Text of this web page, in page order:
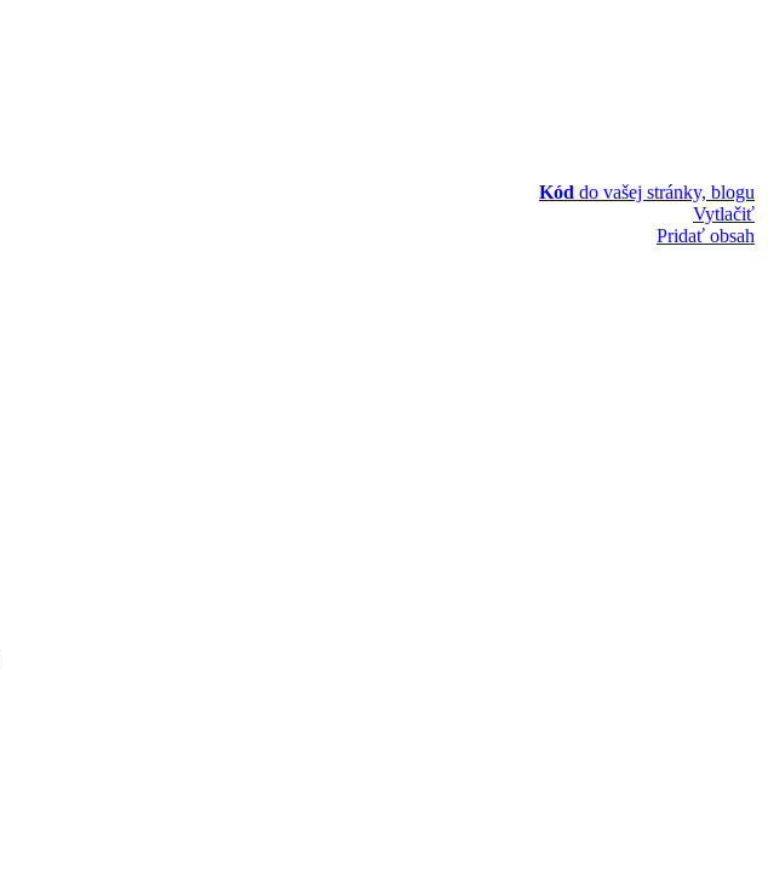
Kód do vašej stránky, blogu
Vytlačiť
Pridať obsah